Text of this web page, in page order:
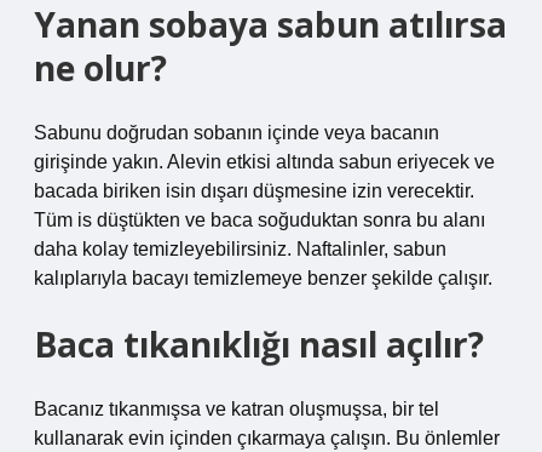
Yanan sobaya sabun atılırsa
ne olur?
Sabunu doğrudan sobanın içinde veya bacanın
girişinde yakın. Alevin etkisi altında sabun eriyecek ve
bacada biriken isin dışarı düşmesine izin verecektir.
Tüm is düştükten ve baca soğuduktan sonra bu alanı
daha kolay temizleyebilirsiniz. Naftalinler, sabun
kalıplarıyla bacayı temizlemeye benzer şekilde çalışır.
Baca tıkanıklığı nasıl açılır?
Bacanız tıkanmışsa ve katran oluşmuşsa, bir tel
kullanarak evin içinden çıkarmaya çalışın. Bu önlemler